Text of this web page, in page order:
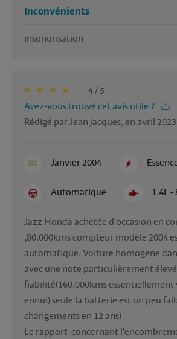
Inconvénients
insonorisation
4 / 5
Avez-vous trouvé cet avis utile ?
Rédigé par Jean jacques, en avril 2023
Janvier 2004
Automatique 1.4L -
Jazz Honda achetée d'occasion en
,80.000kms compteur modèle 2004
automatique. Voiture homogène
avec une note particulièrement
fiabilité(160.000kms essentiellement
ennui) seule la batterie est un peu
changements en 12 ans)
Le rapport  concernant